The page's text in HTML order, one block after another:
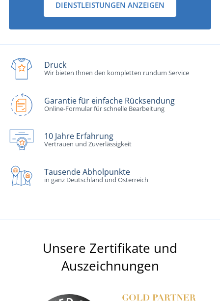
DIENSTLEISTUNGEN ANZEIGEN
Druck
Wir bieten Ihnen den kompletten rundum Service
Garantie für einfache Rücksendung
Online-Formular für schnelle Bearbeitung
10 Jahre Erfahrung
Vertrauen und Zuverlässigkeit
Tausende Abholpunkte
in ganz Deutschland und Österreich
Unsere Zertifikate und
Auszeichnungen